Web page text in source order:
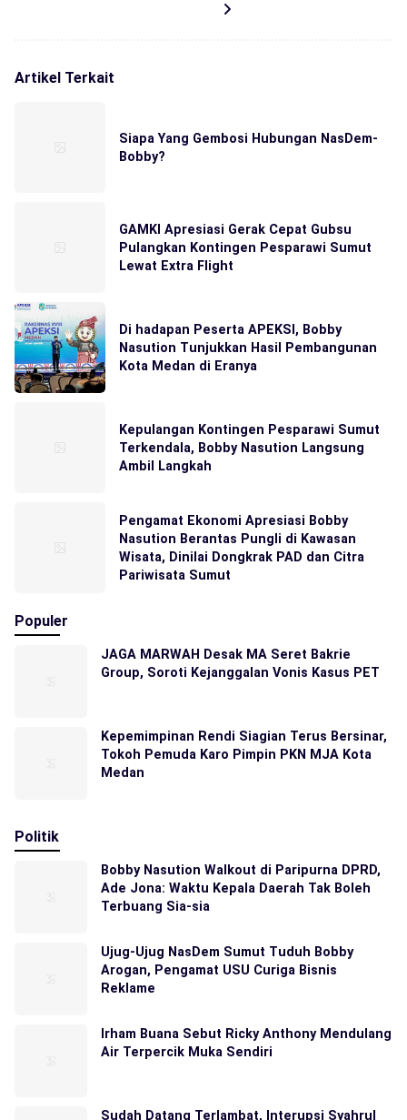
Artikel Terkait
Siapa Yang Gembosi Hubungan NasDem-
Bobby?
GAMKI Apresiasi Gerak Cepat Gubsu
Pulangkan Kontingen Pesparawi Sumut
Lewat Extra Flight
Di hadapan Peserta APEKSI, Bobby
Nasution Tunjukkan Hasil Pembangunan
Kota Medan di Eranya
Kepulangan Kontingen Pesparawi Sumut
Terkendala, Bobby Nasution Langsung
Ambil Langkah
Pengamat Ekonomi Apresiasi Bobby
Nasution Berantas Pungli di Kawasan
Wisata, Dinilai Dongkrak PAD dan Citra
Pariwisata Sumut
Populer
JAGA MARWAH Desak MA Seret Bakrie
Group, Soroti Kejanggalan Vonis Kasus PET
Kepemimpinan Rendi Siagian Terus Bersinar,
Tokoh Pemuda Karo Pimpin PKN MJA Kota
Medan
Politik
Bobby Nasution Walkout di Paripurna DPRD,
Ade Jona: Waktu Kepala Daerah Tak Boleh
Terbuang Sia-sia
Ujug-Ujug NasDem Sumut Tuduh Bobby
Arogan, Pengamat USU Curiga Bisnis
Reklame
Irham Buana Sebut Ricky Anthony Mendulang
Air Terpercik Muka Sendiri
Sudah Datang Terlambat, Interupsi Syahrul